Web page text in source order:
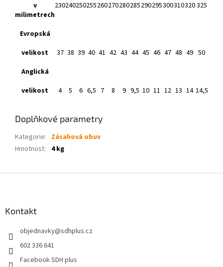
v
milimetrech
230240250255260270280285290295300310320325
Evropská
velikost
37 38 39 40 41 42 43 44 45 46 47 48 49 50
Anglická
velikost
4 5 6 6,5 7 8 9 9,5 10 11 12 13 14 14,5
Doplňkové parametry
Kategorie: Zásahová obuv
Hmotnost: 4 kg
Kontakt
objednavky@sdhplus.cz
602 336 641
Facebook SDH plus